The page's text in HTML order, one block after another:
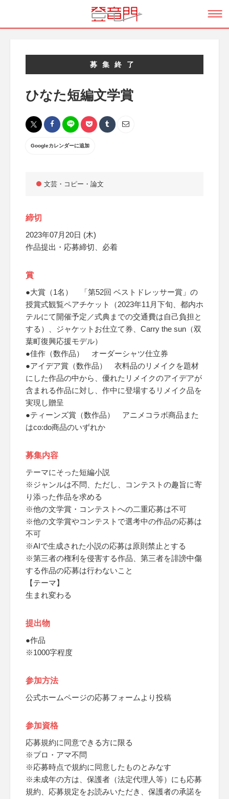
募集終了
ひなた短編文学賞
Googleカレンダーに追加
文芸・コピー・論文
締切
2023年07月20日 (木)
作品提出・応募締切、必着
賞
●大賞（1名） 「第52回 ベストドレッサー賞」の
授賞式観覧ペアチケット（2023年11月下旬、都内ホ
テルにて開催予定／式典までの交通費は自己負担と
する）、ジャケットお仕立て券、Carry the sun（双
葉町復興応援モデル）
●佳作（数作品） オーダーシャツ仕立券
●アイデア賞（数作品） 衣料品のリメイクを題材
にした作品の中から、優れたリメイクのアイデアが
含まれる作品に対し、作中に登場するリメイク品を
実現し贈呈
●ティーンズ賞（数作品） アニメコラボ商品また
はco:do商品のいずれか
募集内容
テーマにそった短編小説
※ジャンルは不問、ただし、コンテストの趣旨に寄
り添った作品を求める
※他の文学賞・コンテストへの二重応募は不可
※他の文学賞やコンテストで選考中の作品の応募は
不可
※AIで生成された小説の応募は原則禁止とする
※第三者の権利を侵害する作品、第三者を誹謗中傷
する作品の応募は行わないこと
【テーマ】
生まれ変わる
提出物
●作品
※1000字程度
参加方法
公式ホームページの応募フォームより投稿
参加資格
応募規約に同意できる方に限る
※プロ・アマ不問
※応募時点で規約に同意したものとみなす
※未成年の方は、保護者（法定代理人等）にも応募
規約、応募規定をお読みいただき、保護者の承諾を